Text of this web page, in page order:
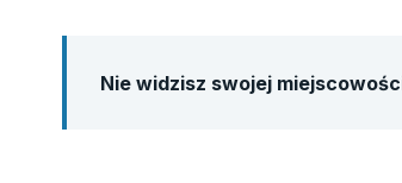
Nie widzisz swojej